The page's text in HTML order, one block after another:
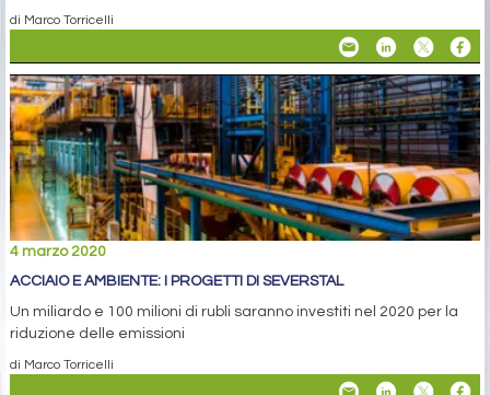
di Marco Torricelli
4 marzo 2020
ACCIAIO E AMBIENTE: I PROGETTI DI SEVERSTAL
Un miliardo e 100 milioni di rubli saranno investiti nel 2020 per la
riduzione delle emissioni
di Marco Torricelli